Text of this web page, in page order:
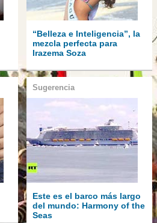
“Belleza e Inteligencia”, la
mezcla perfecta para
Irazema Soza
Sugerencia
Este es el barco más largo
del mundo: Harmony of the
Seas